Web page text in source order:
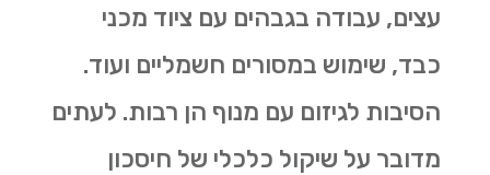
עצים, עבודה בגבהים עם ציוד מכני
כבד, שימוש במסורים חשמליים ועוד.
הסיבות לגיזום עם מנוף הן רבות. לעתים
מדובר על שיקול כלכלי של חיסכון